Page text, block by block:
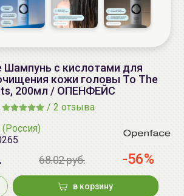
Шампунь с кислотами для
кожи головы To The
200мл / ОПЕНФЕЙС
/ 2 отзыва
68.02 руб. -56%
в корзину